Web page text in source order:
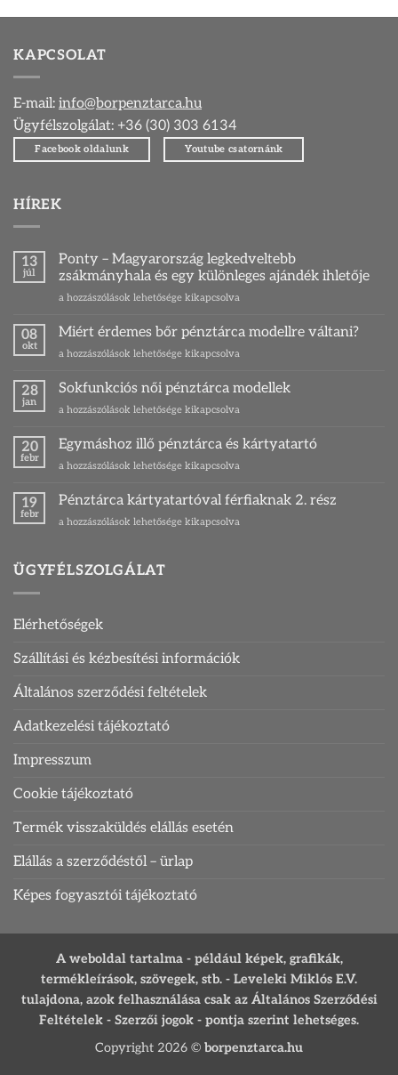
KAPCSOLAT
E-mail: info@borpenztarca.hu
Ügyfélszolgálat: +36 (30) 303 6134
Facebook oldalunk Youtube csatornánk
HÍREK
13
júl
Ponty – Magyarország legkedveltebb
zsákmányhala és egy különleges ajándék ihletője
Ponty
Magyarország
zsákmányhala
egy
különleges
bejegyzéshez
a hozzászólások lehetősége kikapcsolva
08
okt
Miért érdemes bőr pénztárca modellre váltani?
Miért
bőr
modellre
bejegyzéshez
a hozzászólások lehetősége kikapcsolva
28
jan
Sokfunkciós női pénztárca modellek
Sokfunkciós
pénztárca
modellek
bejegyzéshez
a hozzászólások lehetősége kikapcsolva
20
febr
Egymáshoz illő pénztárca és kártyatartó
Egymáshoz
pénztárca
kártyatartó
a hozzászólások lehetősége kikapcsolva
19
febr
Pénztárca kártyatartóval férfiaknak 2. rész
Pénztárca
2.
a hozzászólások lehetősége kikapcsolva
ÜGYFÉLSZOLGÁLAT
Elérhetőségek
Szállítási és kézbesítési információk
Általános szerződési feltételek
Adatkezelési tájékoztató
Impresszum
Cookie tájékoztató
Termék visszaküldés elállás esetén
Elállás a szerződéstől – ürlap
Képes fogyasztói tájékoztató
A weboldal tartalma - például képek, grafikák,
termékleírások, szövegek, stb. - Leveleki Miklós E.V.
tulajdona, azok felhasználása csak az Általános Szerződési
Feltételek - Szerzői jogok - pontja szerint lehetséges.
Copyright 2026 © borpenztarca.hu